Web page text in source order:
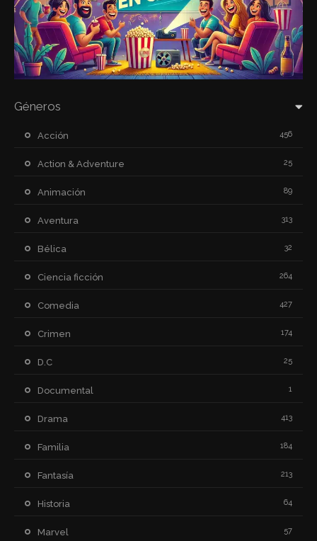
Géneros
Acción 456
Action & Adventure 25
Animación 89
Aventura 313
Bélica 32
Ciencia ficción 264
Comedia 427
Crimen 174
D.C 25
Documental 1
Drama 413
Familia 184
Fantasía 213
Historia 64
Marvel 57